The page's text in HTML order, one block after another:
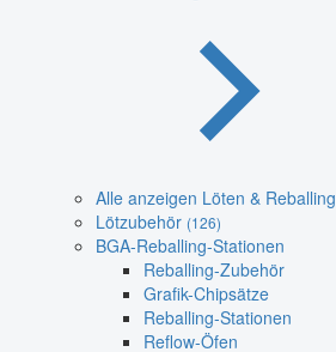
Alle anzeigen Löten & Reballing
Lötzubehör (126)
BGA-Reballing-Stationen
Reballing-Zubehör
Grafik-Chipsätze
Reballing-Stationen
Reflow-Öfen